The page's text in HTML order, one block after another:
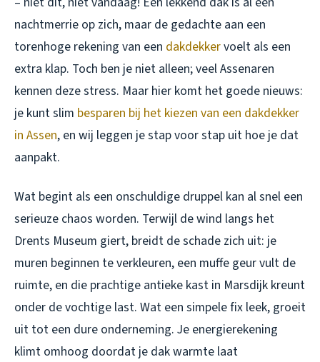
nachtmerrie op zich, maar de gedachte aan een
torenhoge rekening van een dakdekkervoelt als een
extra klap. Toch ben je niet alleen; veel Assenaren
kennen deze stress. Maar hier komt het goede nieuws:
je kunt slim besparen bij het kiezen van een dakdekker
in Assen, en wij leggen je stap voor stap uit hoe je dat
aanpakt.
Wat begint als een onschuldige druppel kan al snel een
serieuze chaos worden. Terwijl de wind langs het
Drents Museum giert, breidt de schade zich uit: je
muren beginnen te verkleuren, een muffe geur vult de
ruimte, en die prachtige antieke kast in Marsdijk kreunt
onder de vochtige last. Wat een simpele fix leek, groeit
uit tot een dure onderneming. Je energierekening
klimt omhoog doordat je dak warmte laat